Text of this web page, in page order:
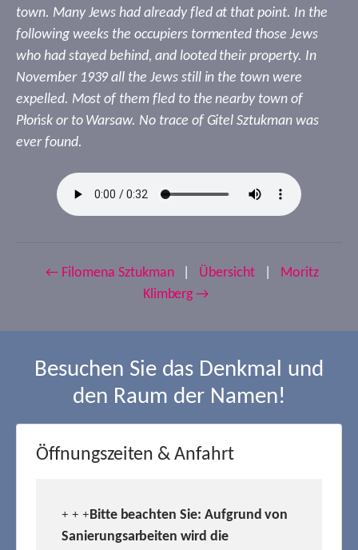
town. Many Jews had already fled at that point. In the
following weeks the occupiers tormented those Jews
who had stayed behind, and looted their property. In
November 1939 all the Jews still in the town were
expelled. Most of them fled to the nearby town of
Płońsk or to Warsaw. No trace of Gitel Sztukman was
ever found.
← Filomena Sztukman Übersicht
Moritz
Klimberg →
Besuchen Sie das Denkmal und
den Raum der Namen!
Öffnungszeiten & Anfahrt
+ + +Bitte beachten Sie: Aufgrund von
Sanierungsarbeiten wird die